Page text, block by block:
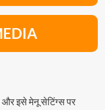
और इसे मेनू सेटिंग्स पर